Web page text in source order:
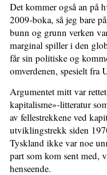
Det kommer også an på
2009-boka, så jeg bare
bunn og grunn verken
marginal spiller i den
får sin politiske og
omverdenen, spesielt fra
Argumentet mitt var
kapitalisme»-litteratur
av fellestrekkene ved
utviklingstrekk siden
Tyskland ikke var noe
part som kom sent med,
henseende.